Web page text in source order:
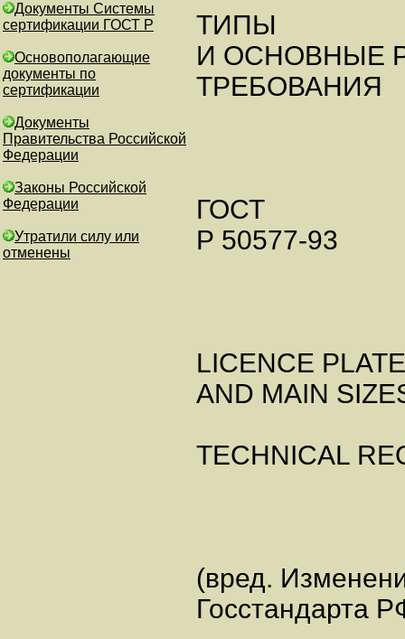
Документы Системы
сертификации ГОСТ Р
Основополагающие
документы по
сертификации
Документы
Правительства Российской
Федерации
Законы Российской
Федерации
Утратили силу или
отменены
ТИПЫ
И ОСНОВНЫЕ
ТРЕБОВАНИЯ
ГОСТ
Р 50577-93
LICENCE
AND MAIN
TECHNICAL
(вред.
Госстандарта